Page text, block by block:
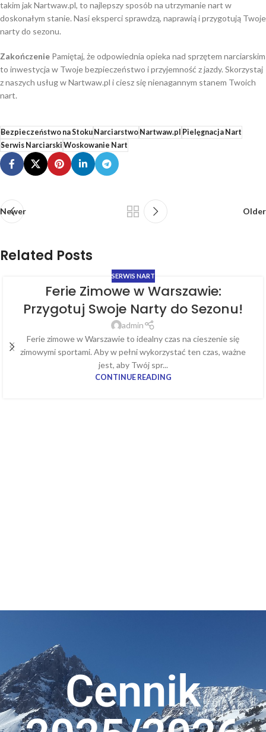
takim jak Nartwaw.pl, to najlepszy sposób na utrzymanie nart w
doskonałym stanie. Nasi eksperci sprawdzą, naprawią i przygotują Twoje
narty do sezonu.
Zakończenie Pamiętaj, że odpowiednia opieka nad sprzętem narciarskim
to inwestycja w Twoje bezpieczeństwo i przyjemność z jazdy. Skorzystaj
z naszych usług w Nartwaw.pl i ciesz się nienagannym stanem Twoich
nart.
Bezpieczeństwo na StokuNarciarstwoNartwaw.pl Pielęgnacja Nart
Serwis Narciarski Woskowanie Nart
Newer Older
Related Posts
SERWIS NART
Ferie Zimowe w Warszawie:
Przygotuj Swoje Narty do Sezonu!
admin
Ferie zimowe w Warszawie to idealny czas na cieszenie się
zimowymi sportami. Aby w pełni wykorzystać ten czas, ważne
jest, aby Twój spr...
CONTINUE READING
Cennik